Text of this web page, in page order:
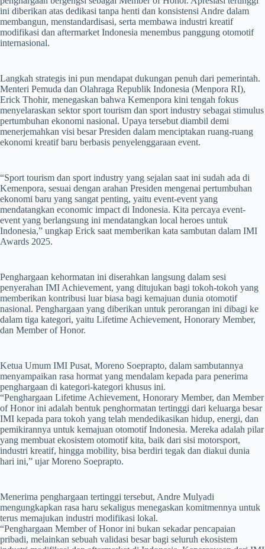
ini diberikan atas dedikasi tanpa henti dan konsistensi Andre dalam
membangun, menstandardisasi, serta membawa industri kreatif
modifikasi dan aftermarket Indonesia menembus panggung otomotif
internasional.
Langkah strategis ini pun mendapat dukungan penuh dari pemerintah.
Menteri Pemuda dan Olahraga Republik Indonesia (Menpora RI),
Erick Thohir, menegaskan bahwa Kemenpora kini tengah fokus
menyelaraskan sektor sport tourism dan sport industry sebagai stimulus
pertumbuhan ekonomi nasional. Upaya tersebut diambil demi
menerjemahkan visi besar Presiden dalam menciptakan ruang-ruang
ekonomi kreatif baru berbasis penyelenggaraan event.
“Sport tourism dan sport industry yang sejalan saat ini sudah ada di
Kemenpora, sesuai dengan arahan Presiden mengenai pertumbuhan
ekonomi baru yang sangat penting, yaitu event-event yang
mendatangkan economic impact di Indonesia. Kita percaya event-
event yang berlangsung ini mendatangkan local heroes untuk
Indonesia,” ungkap Erick saat memberikan kata sambutan dalam IMI
Awards 2025.
Penghargaan kehormatan ini diserahkan langsung dalam sesi
penyerahan IMI Achievement, yang ditujukan bagi tokoh-tokoh yang
memberikan kontribusi luar biasa bagi kemajuan dunia otomotif
nasional. Penghargaan yang diberikan untuk perorangan ini dibagi ke
dalam tiga kategori, yaitu Lifetime Achievement, Honorary Member,
dan Member of Honor.
Ketua Umum IMI Pusat, Moreno Soeprapto, dalam sambutannya
menyampaikan rasa hormat yang mendalam kepada para penerima
penghargaan di kategori-kategori khusus ini.
“Penghargaan Lifetime Achievement, Honorary Member, dan Member
of Honor ini adalah bentuk penghormatan tertinggi dari keluarga besar
IMI kepada para tokoh yang telah mendedikasikan hidup, energi, dan
pemikirannya untuk kemajuan otomotif Indonesia. Mereka adalah pilar
yang membuat ekosistem otomotif kita, baik dari sisi motorsport,
industri kreatif, hingga mobility, bisa berdiri tegak dan diakui dunia
hari ini,” ujar Moreno Soeprapto.
Menerima penghargaan tertinggi tersebut, Andre Mulyadi
mengungkapkan rasa haru sekaligus menegaskan komitmennya untuk
terus memajukan industri modifikasi lokal.
“Penghargaan Member of Honor ini bukan sekadar pencapaian
pribadi, melainkan sebuah validasi besar bagi seluruh ekosistem